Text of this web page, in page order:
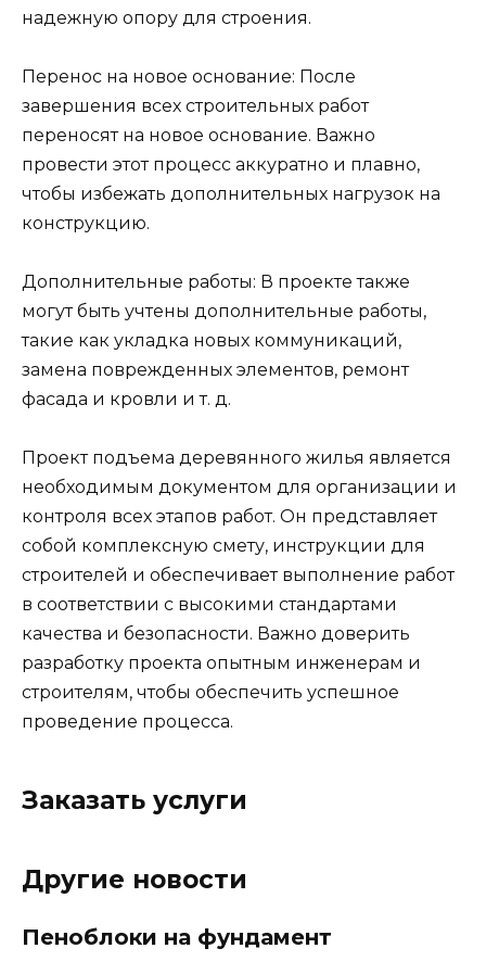
надежную опору для строения.
Перенос на новое основание: После
завершения всех строительных работ
переносят на новое основание. Важно
провести этот процесс аккуратно и плавно,
чтобы избежать дополнительных нагрузок на
конструкцию.
Дополнительные работы: В проекте также
могут быть учтены дополнительные работы,
такие как укладка новых коммуникаций,
замена поврежденных элементов, ремонт
фасада и кровли и т. д.
Проект подъема деревянного жилья является
необходимым документом для организации и
контроля всех этапов работ. Он представляет
собой комплексную смету, инструкции для
строителей и обеспечивает выполнение работ
в соответствии с высокими стандартами
качества и безопасности. Важно доверить
разработку проекта опытным инженерам и
строителям, чтобы обеспечить успешное
проведение процесса.
Заказать услуги
Другие новости
Пеноблоки на фундамент